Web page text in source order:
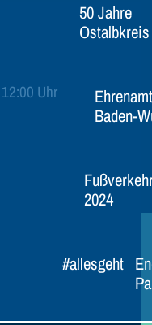
50 Jahre
Ostalbkreis
Baden-
2024
#allesgeht
Uhr